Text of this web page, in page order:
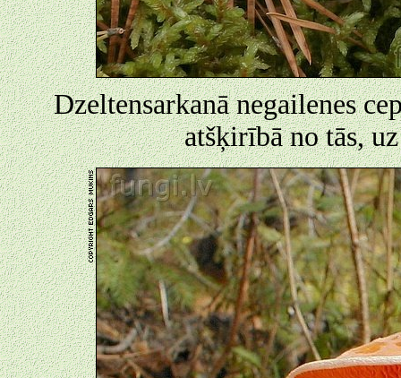
Dzeltensarkanā negailenes
atšķirībā no tās,